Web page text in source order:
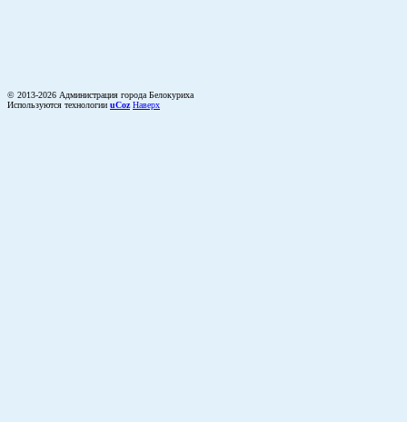
© 2013-2026 Администрация города Белокуриха
Используются технологии uCoz Наверх